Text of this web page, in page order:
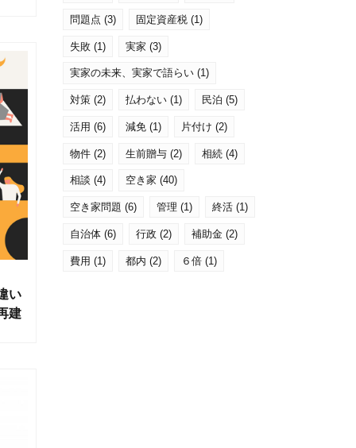
い
建
問題点 (3) 固定資産税(1)
失敗(1) 実家 (3)
実家の未来、実家で語らい(1)
対策(2) 払わない(1) 民泊 (5)
活用 (6) 減免(1) 片付け (2)
物件(2) 生前贈与(2) 相続(4)
相談 (4) 空き家 (40)
空き家問題 (6) 管理 (1) 終活(1)
自治体(6) 行政 (2) 補助金(2)
費用 (1) 都内 (2) ６倍(1)